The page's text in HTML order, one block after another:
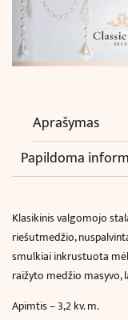
Aprašymas
Papildoma
Klasikinis valgomojo
riešutmedžio,
smulkiai inkrustuota
raižyto medžio
Apimtis – 3,2 kv. m.